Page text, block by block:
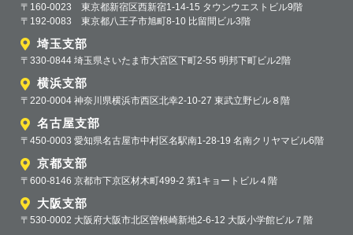
〒160-0023 東京都新宿区西新宿1-14-15 タウンウエストビル9階
〒192-0083 東京都八王子市旭町8-10 比留間ビル3階
埼玉支部
〒330-0844 埼玉県さいたま市大宮区下町2-55 明邦下町ビル2階
横浜支部
〒220-0004 神奈川県横浜市西区北幸2-10-27 東武立野ビル８階
名古屋支部
〒450-0003 愛知県名古屋市中村区名駅南1-28-19 名南クリヤマビル6階
京都支部
〒600-8146 京都市下京区材木町499-2 第1キョートビル４階
大阪支部
〒530-0002 大阪府大阪市北区曽根崎新地2-6-12 大阪小学館ビル７階